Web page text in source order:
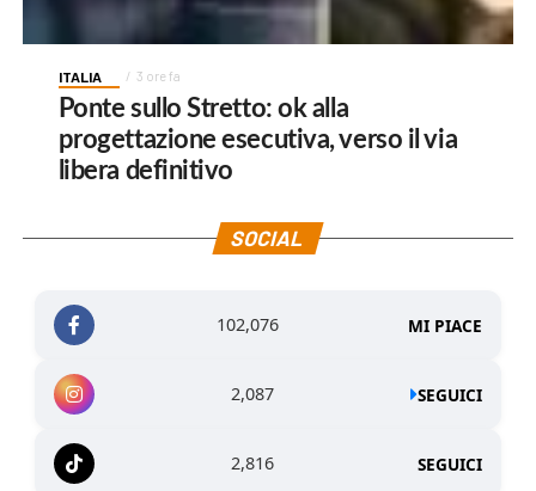
ITALIA 3 ore fa
Ponte sullo Stretto: ok alla
progettazione esecutiva, verso il via
libera definitivo
SOCIAL
102,076 MI PIACE
2,087 SEGUICI
2,816 SEGUICI